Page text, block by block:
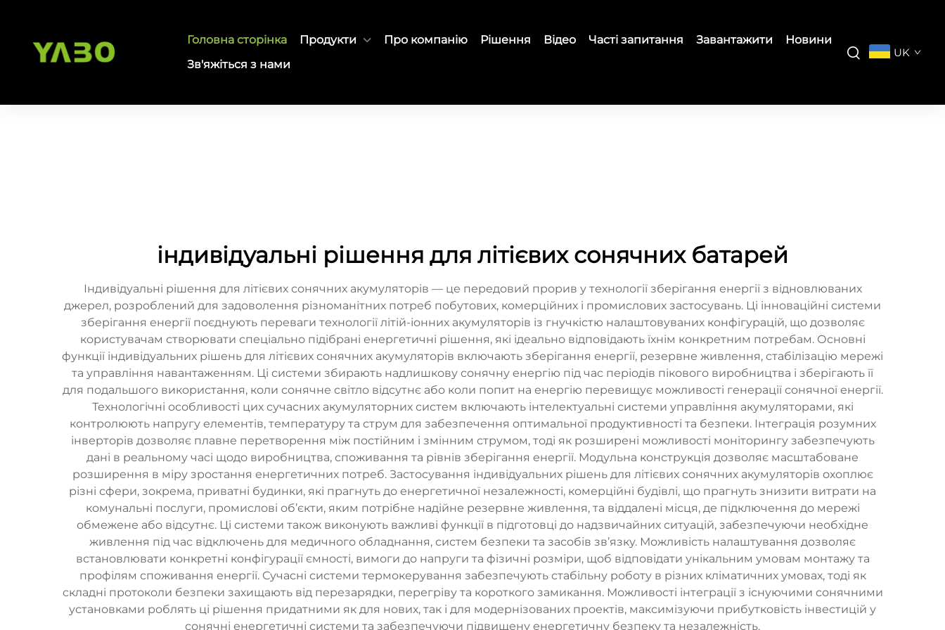
Головна сторінка Продукти Про компанію Рішення Відео Часті запитання Завантажити
Новини
Зв'яжіться з нами
UK
індивідуальні рішення для літієвих сонячних батарей
Індивідуальні рішення для літієвих сонячних акумуляторів — це передовий прорив у технології зберігання енергії з відновлюваних
джерел, розроблений для задоволення різноманітних потреб побутових, комерційних і промислових застосувань. Ці інноваційні системи
зберігання енергії поєднують переваги технології літій-іонних акумуляторів із гнучкістю налаштовуваних конфігурацій, що дозволяє
користувачам створювати спеціально підібрані енергетичні рішення, які ідеально відповідають їхнім конкретним потребам. Основні
функції індивідуальних рішень для літієвих сонячних акумуляторів включають зберігання енергії, резервне живлення, стабілізацію мережі
та управління навантаженням. Ці системи збирають надлишкову сонячну енергію під час періодів пікового виробництва і зберігають її
для подальшого використання, коли сонячне світло відсутнє або коли попит на енергію перевищує можливості генерації сонячної енергії.
Технологічні особливості цих сучасних акумуляторних систем включають інтелектуальні системи управління акумуляторами, які
контролюють напругу елементів, температуру та струм для забезпечення оптимальної продуктивності та безпеки. Інтеграція розумних
інверторів дозволяє плавне перетворення між постійним і змінним струмом, тоді як розширені можливості моніторингу забезпечують
дані в реальному часі щодо виробництва, споживання та рівнів зберігання енергії. Модульна конструкція дозволяє масштабоване
розширення в міру зростання енергетичних потреб. Застосування індивідуальних рішень для літієвих сонячних акумуляторів охоплює
різні сфери, зокрема, приватні будинки, які прагнуть до енергетичної незалежності, комерційні будівлі, що прагнуть знизити витрати на
комунальні послуги, промислові об’єкти, яким потрібне надійне резервне живлення, та віддалені місця, де підключення до мережі
обмежене або відсутнє. Ці системи також виконують важливі функції в підготовці до надзвичайних ситуацій, забезпечуючи необхідне
живлення під час відключень для медичного обладнання, систем безпеки та засобів зв’язку. Можливість налаштування дозволяє
встановлювати конкретні конфігурації ємності, вимоги до напруги та фізичні розміри, щоб відповідати унікальним умовам монтажу та
профілям споживання енергії. Сучасні системи термокерування забезпечують стабільну роботу в різних кліматичних умовах, тоді як
складні протоколи безпеки захищають від перезарядки, перегріву та короткого замикання. Можливості інтеграції з існуючими сонячними
установками роблять ці рішення придатними як для нових, так і для модернізованих проектів, максимізуючи прибутковість інвестицій у
сонячні енергетичні системи та забезпечуючи підвищену енергетичну безпеку та незалежність.